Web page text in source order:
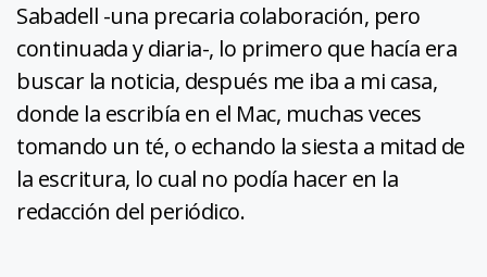
Sabadell -una precaria colaboración, pero
continuada y diaria-, lo primero que hacía era
buscar la noticia, después me iba a mi casa,
donde la escribía en el Mac, muchas veces
tomando un té, o echando la siesta a mitad de
la escritura, lo cual no podía hacer en la
redacción del periódico.